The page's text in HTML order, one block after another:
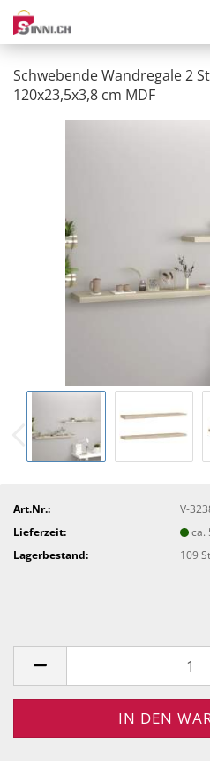
Schwebende Wandregale 2
120x23,5x3,8 cm MDF
Art.Nr.:
V-
Lieferzeit:
ca.
Lagerbestand:
109